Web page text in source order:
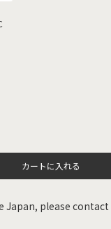
カートに入れる
Japan, please